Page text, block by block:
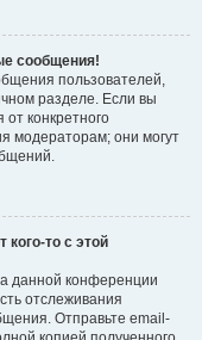
сообщения!
пользователей,
разделе. Если вы
конкретного
модераторам; они могут
то с этой
данной конференции
отслеживания
Отправьте email-